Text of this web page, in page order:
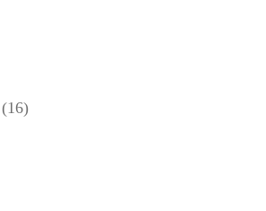
(16)